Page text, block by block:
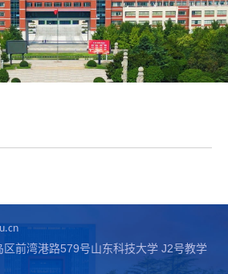
前湾港路579号山东科技大学 J2号教学